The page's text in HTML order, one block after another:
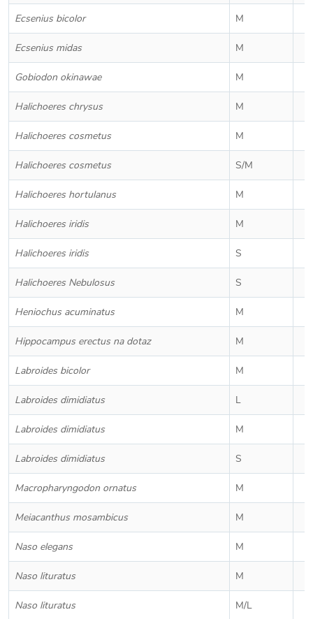
Ecsenius bicolor M
Ecsenius midas M
Gobiodon okinawae M
Halichoeres chrysus M
Halichoeres cosmetus M
Halichoeres cosmetus S/M
Halichoeres hortulanus M
Halichoeres iridis M
Halichoeres iridis S
Halichoeres Nebulosus S
Heniochus acuminatus M
Hippocampus erectus na dotaz M
Labroides bicolor M
Labroides dimidiatus L
Labroides dimidiatus M
Labroides dimidiatus S
Macropharyngodon ornatus M
Meiacanthus mosambicus M
Naso elegans M
Naso lituratus M
Naso lituratus M/L